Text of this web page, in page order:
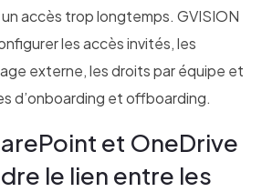
accès trop longtemps. GVISION
les accès invités, les
externe, les droits par équipe et
d’onboarding et offboarding.
et OneDrive
le lien entre les